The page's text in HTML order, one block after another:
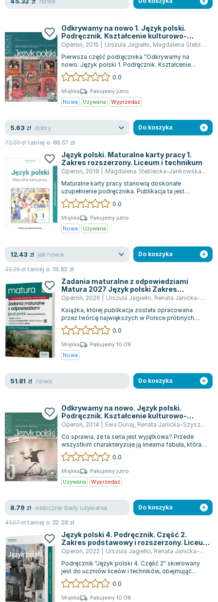
Odkrywamy na nowo 1. Język polski.
Podręcznik. Kształcenie kulturowo-
literackie i językowe. Zakres podstawowy i
Operon, 2015 Urszula Jagielło, Magdalena Steblecka-Jankowska
Pierwsza część podręcznika "Odkrywamy na
nowo. Język polski 1. Podręcznik. Kształcenie
kulturowo-literackie i językowe. Zakres pod...
0.0
Miękka
Pakujemy jutro
Nowa
Używana Wyprzedaż
5.63 zł dobry
72.20złtaniej o 66.57 zł
Do koszyka
Język polski. Maturalne karty pracy 1.
Zakres rozszerzony. Liceum i technikum
Operon, 2019 Magdalena Steblecka-Jankowska
,
Maturalne karty pracy stanowią doskonałe
uzupełnienie podręcznika. Publikacja ta jest
skierowana do uczniów szkół
ponadpodstawowyc...
0.0
Miękka
Pakujemy jutro
Nowa
Używana
12.43 zł jak nowa
32.25złtaniej o 19.82 zł
Do koszyka
Zadania maturalne z odpowiedziami
Matura 2027 Język polski Zakres
podstawowy Repetytorium
Operon, 2026 Urszula Jagielło, Renata Janicka-Szyszko
Książka, której publikacja została opracowana
przez twórcę największych w Polsce próbnych
matur, jest zgodna z obowiązującą podsta...
0.0
Miękka
Pakujemy 10.08
Nowa
51.81 zł nowa Do koszyka
Odkrywamy na nowo. Język polski.
Podręcznik. Kształcenie kulturowo-
literackie i językowe. Literatura XX wieku i
rozszerzony. Szkoła ponadgimnazjalna
Operon, 2014 Ewa Dunaj, Renata Janicka-Szyszko
Co sprawia, że ta seria jest wyjątkowa? Przede
wszystkim charakteryzuje ją linearna fabuła, która
prowadzi czytelnika w sposób pły...
0.0
Miękka
Pakujemy jutro
Używana
Wyprzedaż
8.79 zł widoczne ślady używania
41.07złtaniej o 32.28 zł
Do koszyka
Język polski 4. Podręcznik. Część 2.
Zakres podstawowy i rozszerzony. Liceum
i technikum
Operon, 2022 Urszula Jagielło, Renata Janicka-Szyszko
Podręcznik "Język polski 4. Część 2" skierowany
jest do uczniów liceów i techników, obejmując
zarówno zakres podstawowy, jak i roz...
0.0
Miękka
Pakujemy 10.08